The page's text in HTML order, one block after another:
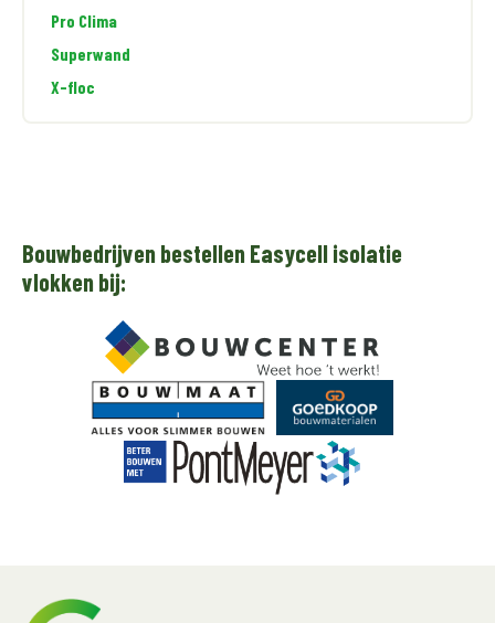
Pro Clima
Superwand
X-floc
Bouwbedrijven bestellen Easycell isolatie
vlokken bij: